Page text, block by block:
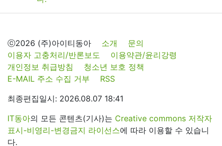
ⓒ2026 (주)아이티동아 소개
문의
이용자 고충처리/반론보도
이용약관/윤리강령
개인정보 취급방침
청소년 보호 정책
E-MAIL 주소 수집 거부
RSS
최종편집일시: 2026.08.07 18:41
IT동아의 모든 콘텐츠(기사)는 Creative commons 저작자
표시-비영리-변경금지 라이선스에 따라 이용할 수 있습니
다.